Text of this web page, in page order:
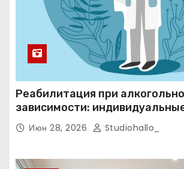
Реабилитация при
зависимости:
программы, психотерапия и
ресоциализация при
Июн 28, 2026 Studiohallo_